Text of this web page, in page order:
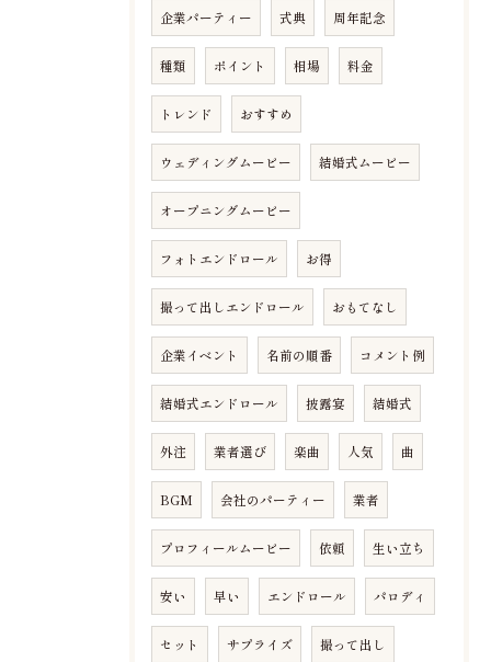
企業パーティー 式典 周年記念
種類 ポイント 相場 料金
トレンド おすすめ
ウェディングムービー 結婚式ムービー
オープニングムービー
フォトエンドロール お得
撮って出しエンドロール おもてなし
企業イベント 名前の順番 コメント例
結婚式エンドロール 披露宴 結婚式
外注 業者選び 楽曲 人気 曲
BGM 会社のパーティー 業者
プロフィールムービー 依頼 生い立ち
安い 早い エンドロール パロディ
セット サプライズ 撮って出し